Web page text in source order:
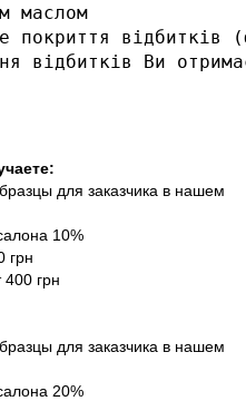
маслом
покриття
відбитків Ви
для заказчика в нашем
10%
грн
грн
для заказчика в нашем
20%